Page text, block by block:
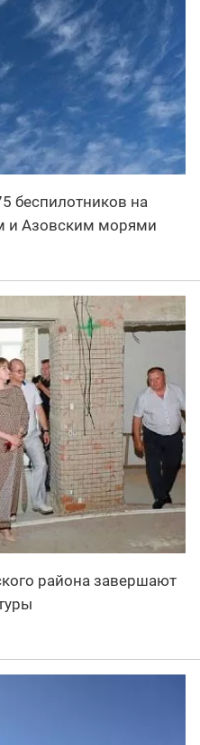
беспилотников на
и Азовским морями
района завершают